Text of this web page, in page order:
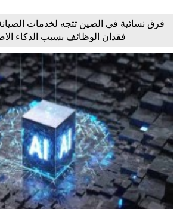
فرق نسائية في الصين تتجه لخدمات
فقدان الوظائف بسبب الذكاء